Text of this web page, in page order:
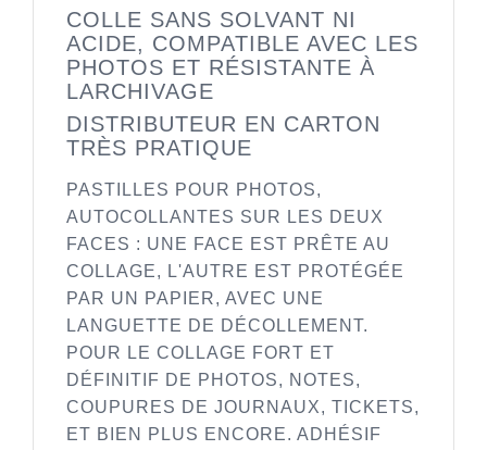
COLLE SANS SOLVANT NI
ACIDE, COMPATIBLE AVEC LES
PHOTOS ET RÉSISTANTE À
LARCHIVAGE
DISTRIBUTEUR EN CARTON
TRÈS PRATIQUE
PASTILLES POUR PHOTOS,
AUTOCOLLANTES SUR LES DEUX
FACES : UNE FACE EST PRÊTE AU
COLLAGE, L'AUTRE EST PROTÉGÉE
PAR UN PAPIER, AVEC UNE
LANGUETTE DE DÉCOLLEMENT.
POUR LE COLLAGE FORT ET
DÉFINITIF DE PHOTOS, NOTES,
COUPURES DE JOURNAUX, TICKETS,
ET BIEN PLUS ENCORE. ADHÉSIF